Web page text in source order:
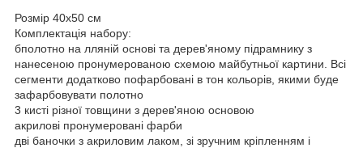
Розмір 40x50 см
Комплектація набору:
бполотно на лляній основі та дерев'яному підрамнику з
нанесеною пронумерованою схемою майбутньої картини. Всі
сегменти додатково пофарбовані в тон кольорів, якими буде
зафарбовувати полотно
3 кисті різної товщини з дерев'яною основою
акрилові пронумеровані фарби
дві баночки з акриловим лаком, зі зручним кріпленням і